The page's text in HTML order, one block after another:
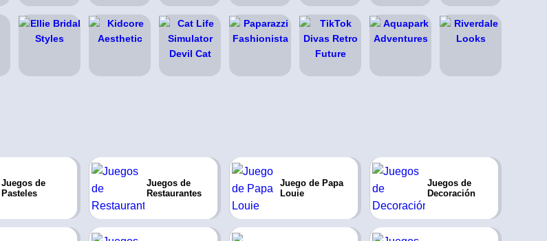
Juegos de
Pasteles
Juegos de
Restaurantes
Juego de Papa
Louie
Juegos de
Decoración